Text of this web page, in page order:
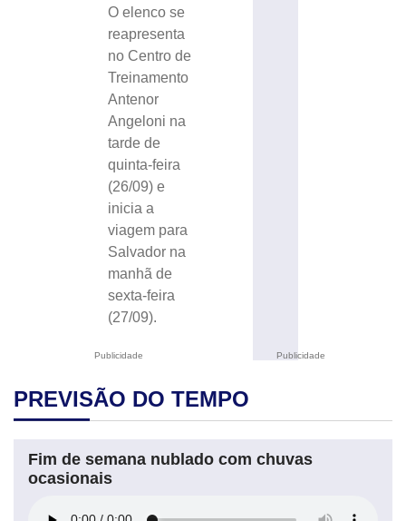
Publicidade
O elenco se
reapresenta
no Centro de
Treinamento
Antenor
Angeloni na
tarde de
quinta-feira
(26/09) e
inicia a
viagem para
Salvador na
manhã de
sexta-feira
(27/09).
Publicidade
PREVISÃO DO TEMPO
Fim de semana nublado com chuvas
ocasionais